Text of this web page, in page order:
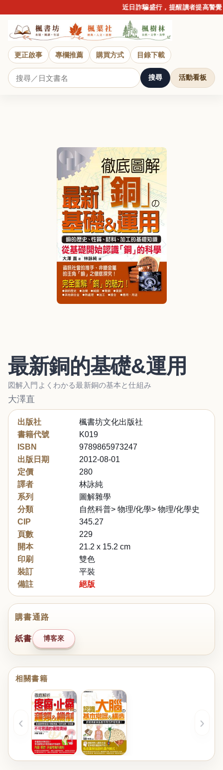
近日詐騙盛行，提醒讀者提高警覺
更正啟事 專欄推薦 購買方式 目錄下載
搜尋 活動看板
最新銅的基礎&運用
図解入門よくわかる最新銅の基本と仕組み
大澤直
出版社
楓書坊文化出版社
書籍代號
K019
ISBN
9789865973247
出版日期
2012-08-01
定價
280
譯者
林詠純
系列
圖解雜學
分類
自然科普> 物理/化學> 物理/化學史
CIP
345.27
頁數
229
開本
21.2 x 15.2 cm
印刷
雙色
裝訂
平裝
備註
絕版
購書通路
紙書 博客來
相關書籍
‹ ›